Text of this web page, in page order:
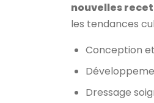
nouvelles
les tendances
Conception
Dressage